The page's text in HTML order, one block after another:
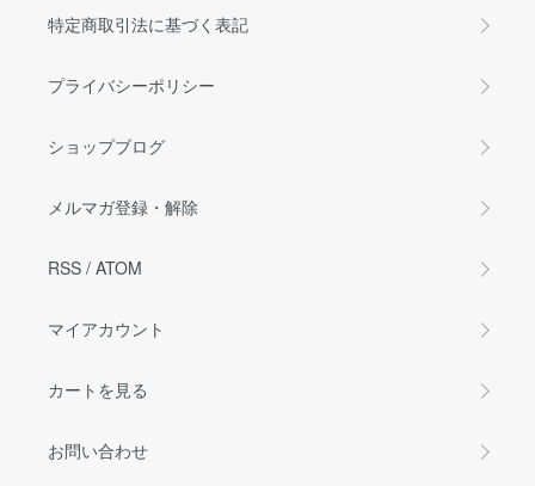
特定商取引法に基づく表記
プライバシーポリシー
ショップブログ
メルマガ登録・解除
RSS / ATOM
マイアカウント
カートを見る
お問い合わせ